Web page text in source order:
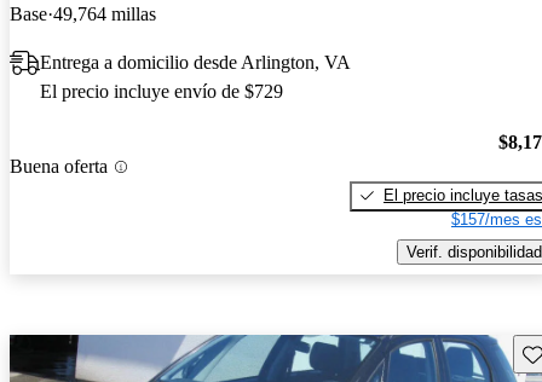
Base 49,764 millas
Entrega a domicilio desde Arlington, VA
El precio incluye envío de $729
Buena oferta
El precio incluye tasas
$157/mes
Verif. disponibilidad